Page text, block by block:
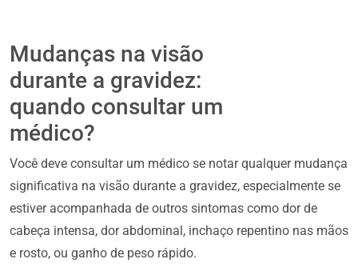
Mudanças na visão
durante a gravidez:
quando consultar um
médico?
Você deve consultar um médico se notar qualquer mudança
significativa na visão durante a gravidez, especialmente se
estiver acompanhada de outros sintomas como dor de
cabeça intensa, dor abdominal, inchaço repentino nas mãos
e rosto, ou ganho de peso rápido.